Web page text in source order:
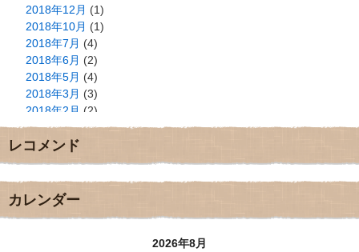
2018年12月 (1)
2018年10月 (1)
2018年7月 (4)
2018年6月 (2)
2018年5月 (4)
2018年3月 (3)
2018年2月 (2)
2018年1月(2)
2017年12月
2017年11月(3)
2017年9月
2017年8月
レコメンド
カレンダー
2026年8月